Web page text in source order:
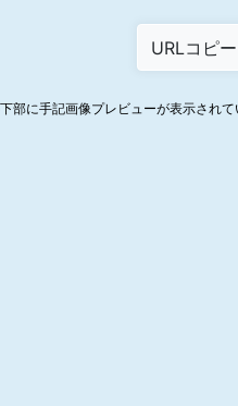
部に手記画像プレビューが表示され